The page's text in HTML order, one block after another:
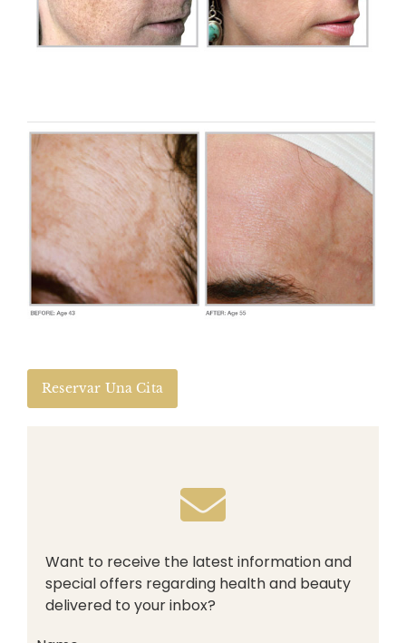
Reservar Una Cita
Want to receive the latest information and
special offers regarding health and beauty
delivered to your inbox?